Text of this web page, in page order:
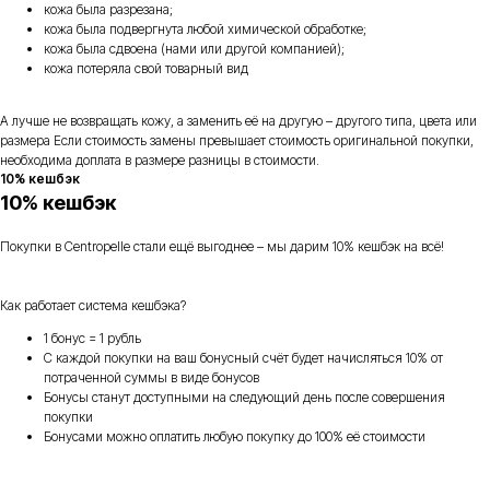
кожа была разрезана;
кожа была подвергнута любой химической обработке;
кожа была сдвоена (нами или другой компанией);
кожа потеряла свой товарный вид
А лучше не возвращать кожу, а заменить её на другую – другого типа, цвета или
размера Если стоимость замены превышает стоимость оригинальной покупки,
необходима доплата в размере разницы в стоимости.
10% кешбэк
10% кешбэк
Покупки в Centropelle стали ещё выгоднее – мы дарим 10% кешбэк на всё!
Как работает система кешбэка?
1 бонус = 1 рубль
С каждой покупки на ваш бонусный счёт будет начисляться 10% от
потраченной суммы в виде бонусов
Бонусы станут доступными на следующий день после совершения
покупки
Бонусами можно оплатить любую покупку до 100% её стоимости